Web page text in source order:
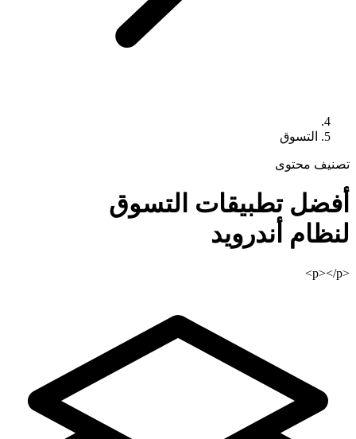
التسوق
تصنيف محتوى
أفضل تطبيقات التسوق
لنظام أندرويد
<p></p>